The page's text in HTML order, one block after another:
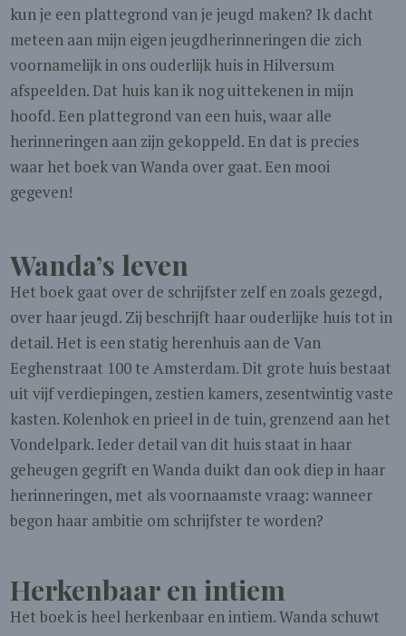
kun je een plattegrond van je jeugd maken? Ik dacht
meteen aan mijn eigen jeugdherinneringen die zich
voornamelijk in ons ouderlijk huis in Hilversum
afspeelden. Dat huis kan ik nog uittekenen in mijn
hoofd. Een plattegrond van een huis, waar alle
herinneringen aan zijn gekoppeld. En dat is precies
waar het boek van Wanda over gaat. Een mooi
gegeven!
Wanda’s leven
Het boek gaat over de schrijfster zelf en zoals gezegd,
over haar jeugd. Zij beschrijft haar ouderlijke huis tot in
detail. Het is een statig herenhuis aan de Van
Eeghenstraat 100 te Amsterdam. Dit grote huis bestaat
uit vijf verdiepingen, zestien kamers, zesentwintig vaste
kasten. Kolenhok en prieel in de tuin, grenzend aan het
Vondelpark. Ieder detail van dit huis staat in haar
geheugen gegrift en Wanda duikt dan ook diep in haar
herinneringen, met als voornaamste vraag: wanneer
begon haar ambitie om schrijfster te worden?
Herkenbaar en intiem
Het boek is heel herkenbaar en intiem. Wanda schuwt